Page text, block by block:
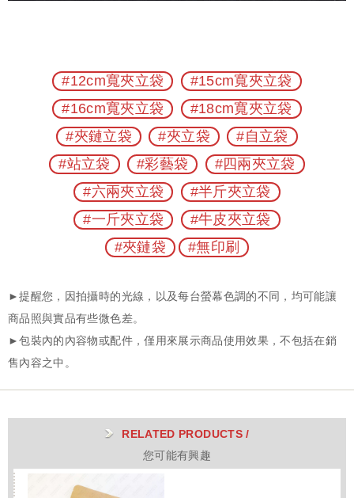
#12cm寬夾立袋
#15cm寬夾立袋
#16cm寬夾立袋
#18cm寬夾立袋
#夾鏈立袋
#夾立袋
#自立袋
#站立袋
#彩藝袋
#四兩夾立袋
#六兩夾立袋
#半斤夾立袋
#一斤夾立袋
#牛皮夾立袋
#夾鏈袋
#無印刷
RELATED PRODUCTS /
您可能有興趣